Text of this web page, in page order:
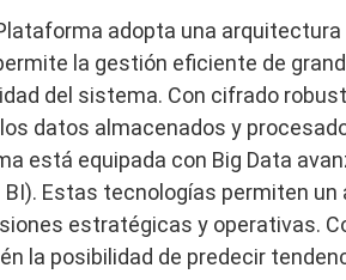
adopta una
la gestión eficiente de
del sistema. Con cifrado
datos almacenados y
está equipada con Big Data
BI). Estas tecnologías permiten
estratégicas y operativas.
la posibilidad de predecir